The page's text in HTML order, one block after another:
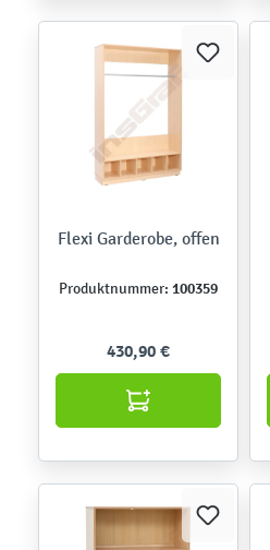
Flexi Garderobe, offen
Produktnummer: 100359
430,90 €